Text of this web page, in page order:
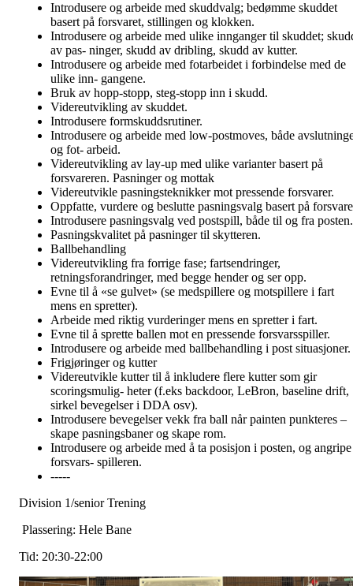
Introdusere og arbeide med skuddvalg; bedømme skuddet
basert på forsvaret, stillingen og klokken.
Introdusere og arbeide med ulike innganger til skuddet;
av pas- ninger, skudd av dribling, skudd av kutter.
Introdusere og arbeide med fotarbeidet i forbindelse med de
ulike inn- gangene.
Bruk av hopp-stopp, steg-stopp inn i skudd.
Videreutvikling av skuddet.
Introdusere formskuddsrutiner.
Introdusere og arbeide med low-postmoves, både
og fot- arbeid.
Videreutvikling av lay-up med ulike varianter basert på
forsvareren. Pasninger og mottak
Videreutvikle pasningsteknikker mot pressende forsvarer.
Oppfatte, vurdere og beslutte pasningsvalg basert på
Introdusere pasningsvalg ved postspill, både til og fra posten.
Pasningskvalitet på pasninger til skytteren.
Ballbehandling
Videreutvikling fra forrige fase; fartsendringer,
retningsforandringer, med begge hender og ser opp.
Evne til å «se gulvet» (se medspillere og motspillere i fart
mens en spretter).
Arbeide med riktig vurderinger mens en spretter i fart.
Evne til å sprette ballen mot en pressende forsvarsspiller.
Introdusere og arbeide med ballbehandling i post situasjoner.
Frigjøringer og kutter
Videreutvikle kutter til å inkludere flere kutter som gir
scoringsmulig- heter (f.eks backdoor, LeBron, baseline drift,
sirkel bevegelser i DDA osv).
Introdusere bevegelser vekk fra ball når painten punkteres –
skape pasningsbaner og skape rom.
Introdusere og arbeide med å ta posisjon i posten, og angripe
forsvars- spilleren.
-----
Division 1/senior Trening
Plassering: Hele Bane
Tid: 20:30-22:00